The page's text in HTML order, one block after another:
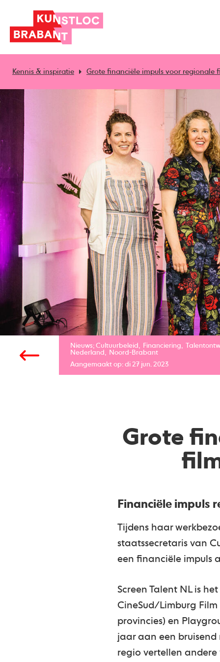
Kennis & inspiratie Grote financiële impuls voor regionale
Nieuws; Cultuurbeleid Financiering
Nederland
Noord-Brabant
Aangemaakt op: di 27 jun. 2023
Grote
Financiële impuls
Tijdens haar
staatssecretaris van
een financiële impuls
Screen Talent NL is
CineSud/Limburg
provincies) en
jaar aan een
regio vertellen